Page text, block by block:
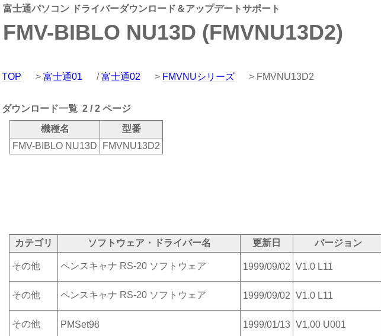
富士通パソコン ドライバーダウンロード＆アップデートサポート
FMV-BIBLO NU13D (FMVNU13D2)
TOP > 富士通01 /富士通02 > FMVNUシリーズ > FMVNU13D2
ダウンロード一覧 2 / 2 ページ
機種名
型番
FMV-BIBLO NU13D
FMVNU13D2
カテゴリ ソフトウェア・ドライバー名 更新日 バージョン
その他 ペンスキャナ RS-20 ソフトウェア 1999/09/02 V1.0 L11
その他 ペンスキャナ RS-20 ソフトウェア 1999/09/02 V1.0 L11
その他 PMSet98 1999/01/13 V1.00 U001